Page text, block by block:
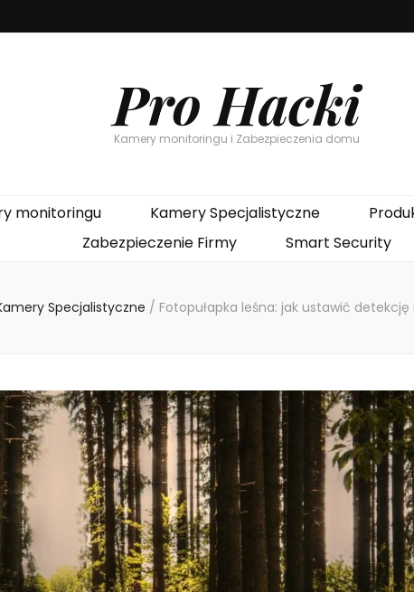
Pro Hacki
Kamery monitoringu i Zabezpieczenia domu
monitoringu Kamery Specjalistyczne
Zabezpieczenie Firmy
Smart Security
Specjalistyczne / Fotopułapka leśna: jak ustawić